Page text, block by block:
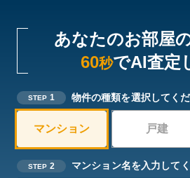
あなたのお部屋
60秒でAI査定
STEP 1 物件の種類を選択してく
マンション 戸建
STEP 2 マンション名を入力して